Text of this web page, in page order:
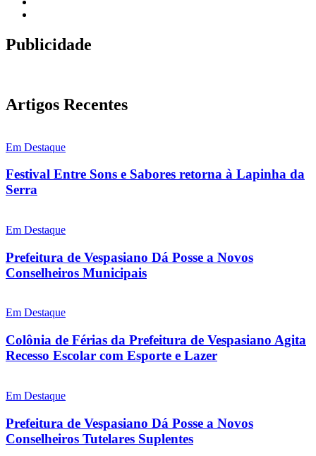
Publicidade
Artigos Recentes
Em Destaque
Festival Entre Sons e Sabores retorna à Lapinha da
Serra
Em Destaque
Prefeitura de Vespasiano Dá Posse a Novos
Conselheiros Municipais
Em Destaque
Colônia de Férias da Prefeitura de Vespasiano Agita
Recesso Escolar com Esporte e Lazer
Em Destaque
Prefeitura de Vespasiano Dá Posse a Novos
Conselheiros Tutelares Suplentes